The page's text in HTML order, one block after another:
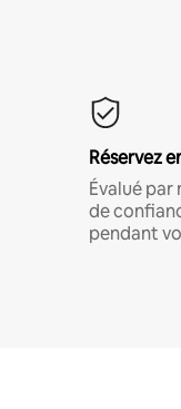
Réservez
Évalué
de
pendant